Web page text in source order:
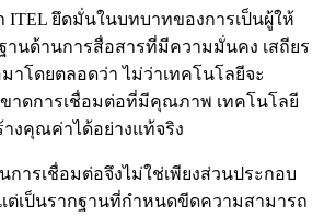
ยึดมั่นในบทบาทของการเป็นผู้ให้
านด้านการสื่อสารที่มีความมั่นคง เสถียร
มาโดยตลอดว่า ไม่ว่าเทคโนโลยีจะ
ขาดการเชื่อมต่อที่มีคุณภาพ เทคโนโลยี
งคุณค่าได้อย่างแท้จริง
การเชื่อมต่อจึงไม่ใช่เพียงส่วนประกอบ
ต่เป็นรากฐานที่กำหนดขีดความสามารถ